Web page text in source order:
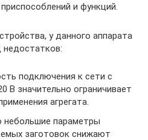
и функций.
у данного аппарата
недостатков:
подключения к сети с
В значительно ограничивает
агрегата.
небольшие параметры
заготовок снижают